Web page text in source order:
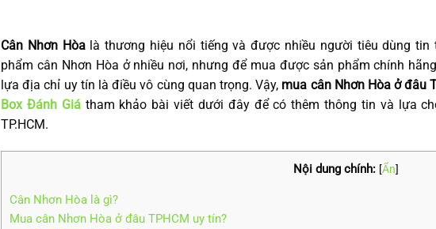
Cân Nhơn Hòalà thương hiệu nổi tiếng và được nhiều người tiêu dùng tin
phẩm cân Nhơn Hòa ở nhiều nơi, nhưng để mua được sản phẩm chính
lựa địa chỉ uy tín là điều vô cùng quan trọng. Vậy, mua cân Nhơn Hòa ở đâu
Box Đánh Giátham khảo bài viết dưới đây để có thêm thông tin và lựa
TP.HCM.
Nội dung chính: [Ẩn]
Cân Nhơn Hòa là gì?
Mua cân Nhơn Hòa ở đâu TPHCM uy tín?